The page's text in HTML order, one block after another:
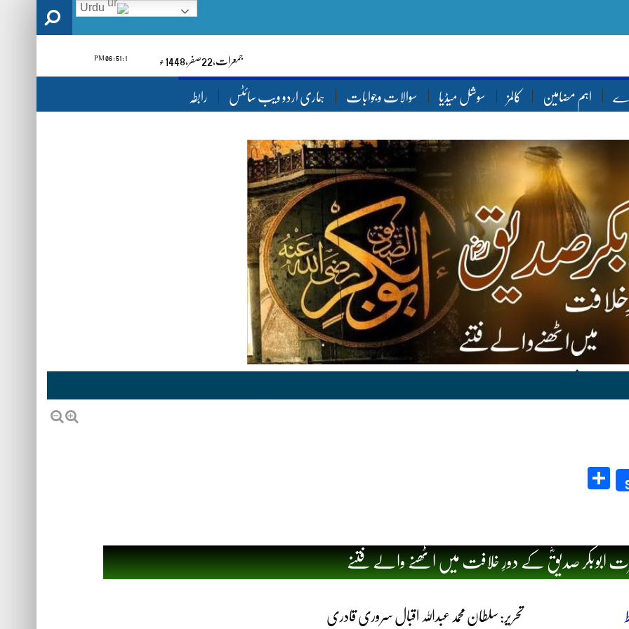
1 : 51 : 08 PM جمعرات‬‮, 22صفر‬, 1448ء
اہم مضامین کالمز سوشل میڈیا سوالات وجوابات ہماری اردو ویب سائٹس رابطہ
ابوبکر صدیقؓ کے دورِ خلافت میں اٹھنے والے فتنے
تحریر: سلطان محمد عبداللہ اقبال سروری قادری